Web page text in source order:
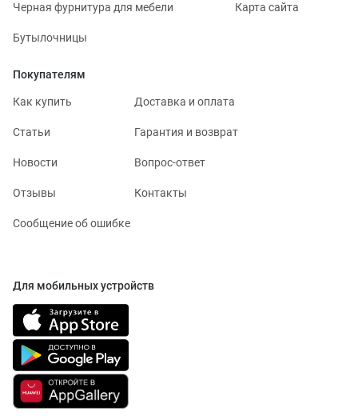
Черная фурнитура для мебели
Бутылочницы
Карта сайта
Покупателям
Как купить Доставка и оплата
Статьи Гарантия и возврат
Новости Вопрос-ответ
Отзывы Контакты
Сообщение об ошибке
Для мобильных устройств